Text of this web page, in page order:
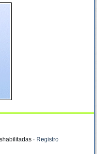
· Registro